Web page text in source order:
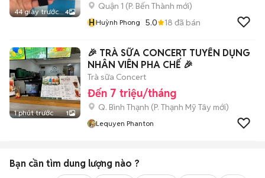
44 giây trước 4
Quận 1 (P. Bến Thành mới)
HHuỳnh Phong 5.0 18 đã bán
1 phút trước 1
🎉 TRÀ SỮA CONCERT TUYỂN DỤNG
NHÂN VIÊN PHA CHẾ 🎉
Trà sữa Concert
Đến 7 triệu/tháng
Q. Bình Thạnh (P. Thạnh Mỹ Tây mới)
Lequyen Phanton
Bạn cần tìm dung lượng nào ?